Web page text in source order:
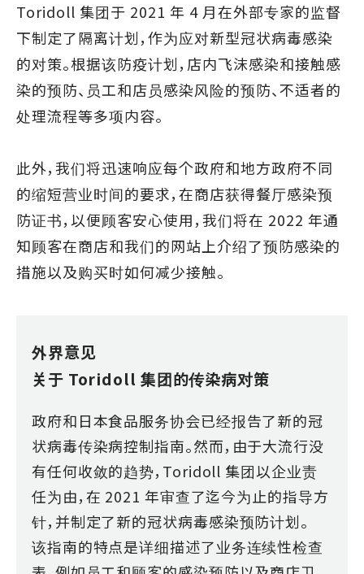
Toridoll 集团于 2021 年 4 月在外部专家的监督
下制定了隔离计划，作为应对新型冠状病毒感染
的对策。根据该防疫计划，店内飞沫感染和接触感
染的预防、员工和店员感染风险的预防、不适者的
处理流程等多项内容。
此外，我们将迅速响应每个政府和地方政府不同
的缩短营业时间的要求，在商店获得餐厅感染预
防证书，以便顾客安心使用，我们将在 2022 年通
知顾客在商店和我们的网站上介绍了预防感染的
措施以及购买时如何减少接触。
外界意见
关于 Toridoll 集团的传染病对策
政府和日本食品服务协会已经报告了新的冠
状病毒传染病控制指南。然而，由于大流行没
有任何收敛的趋势，Toridoll 集团以企业责
任为由，在 2021 年审查了迄今为止的指导方
针，并制定了新的冠状病毒感染预防计划。
该指南的特点是详细描述了业务连续性检查